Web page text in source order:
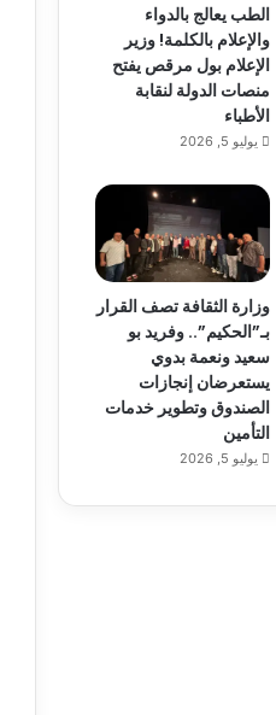
الطب يعالج بالدواء
والإعلام بالكلمة! وزير
الإعلام بول مرقص يفتح
منصات الدولة لنقابة
الأطباء
يوليو 5, 2026
وزارة الثقافة تصف القرار
بـ”الحكيم”.. وفريد بو
سعيد ونعمة بدوي
يستعرضان إنجازات
الصندوق وتطوير خدمات
التأمين
يوليو 5, 2026